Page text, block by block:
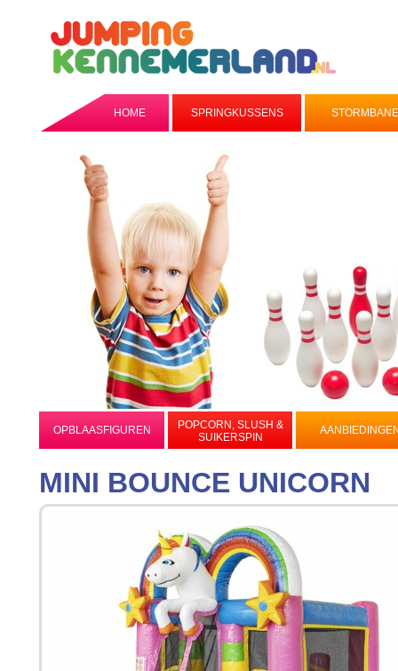
HOME SPRINGKUSSENS
OPBLAASFIGUREN
POPCORN, SLUSH &
SUIKERSPIN
MINI BOUNCE UNICORN